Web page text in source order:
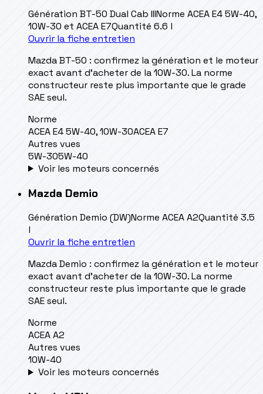
Génération BT-50 Dual Cab IIINorme ACEA E4 5W-40,
10W-30 et ACEA E7Quantité 6.6 l
Ouvrir la fiche entretien
Mazda BT-50 : confirmez la génération et le moteur
exact avant d’acheter de la 10W-30. La norme
constructeur reste plus importante que le grade
SAE seul.
Norme
ACEA E4 5W-40, 10W-30ACEA E7
Autres vues
5W-305W-40
Voir les moteurs concernés
Mazda Demio
Génération Demio (DW)Norme ACEA A2Quantité 3.5
l
Ouvrir la fiche entretien
Mazda Demio : confirmez la génération et le moteur
exact avant d’acheter de la 10W-30. La norme
constructeur reste plus importante que le grade
SAE seul.
Norme
ACEA A2
Autres vues
10W-40
Voir les moteurs concernés